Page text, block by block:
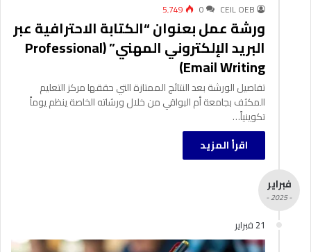
CEIL OEB
0 5٬749
ورشة عمل بعنوان “الكتابة الاحترافية عبر
البريد الإلكتروني المهني” (Professional
Email Writing)
تفاصيل الورشة بعد النتائج الممتازة التي حققها مركز التعليم
المكثف بجامعة أم البواقي من خلال ورشاته الخاصة ينظم يوماً
تكوينياً…
اقرأ المزيد
فبراير
- 2025 -
21 فبراير